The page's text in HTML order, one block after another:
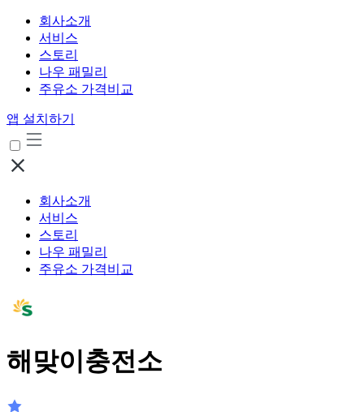
회사소개
서비스
스토리
나우 패밀리
주유소 가격비교
앱 설치하기
회사소개
서비스
스토리
나우 패밀리
주유소 가격비교
해맞이충전소